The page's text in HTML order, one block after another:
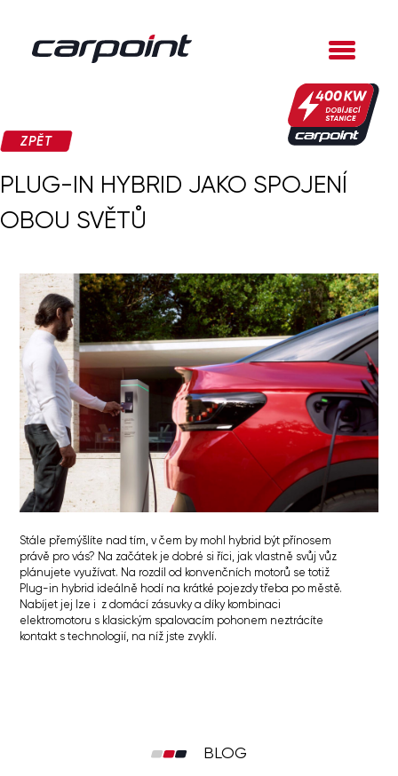
ZPĚT
PLUG-IN HYBRID JAKO SPOJENÍ
OBOU SVĚTŮ
Stále přemýšlíte nad tím, v čem by mohl hybrid být přínosem
právě pro vás? Na začátek je dobré si říci, jak vlastně svůj vůz
plánujete využívat. Na rozdíl od konvenčních motorů se totiž
Plug-in hybrid ideálně hodí na krátké pojezdy třeba po městě.
Nabíjet jej lze i z domácí zásuvky a díky kombinaci
elektromotoru s klasickým spalovacím pohonem neztrácíte
kontakt s technologií, na níž jste zvyklí.
BLOG